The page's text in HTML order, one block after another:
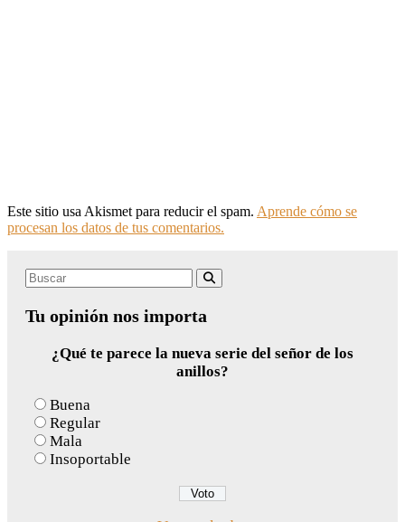
Este sitio usa Akismet para reducir el spam. Aprende cómo se
procesan los datos de tus comentarios.
Search
Tu opinión nos importa
¿Qué te parece la nueva serie del señor de los
anillos?
Buena
Regular
Mala
Insoportable